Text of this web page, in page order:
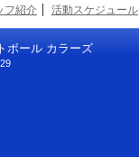
フ紹介 活動スケジュール
ボール カラーズ